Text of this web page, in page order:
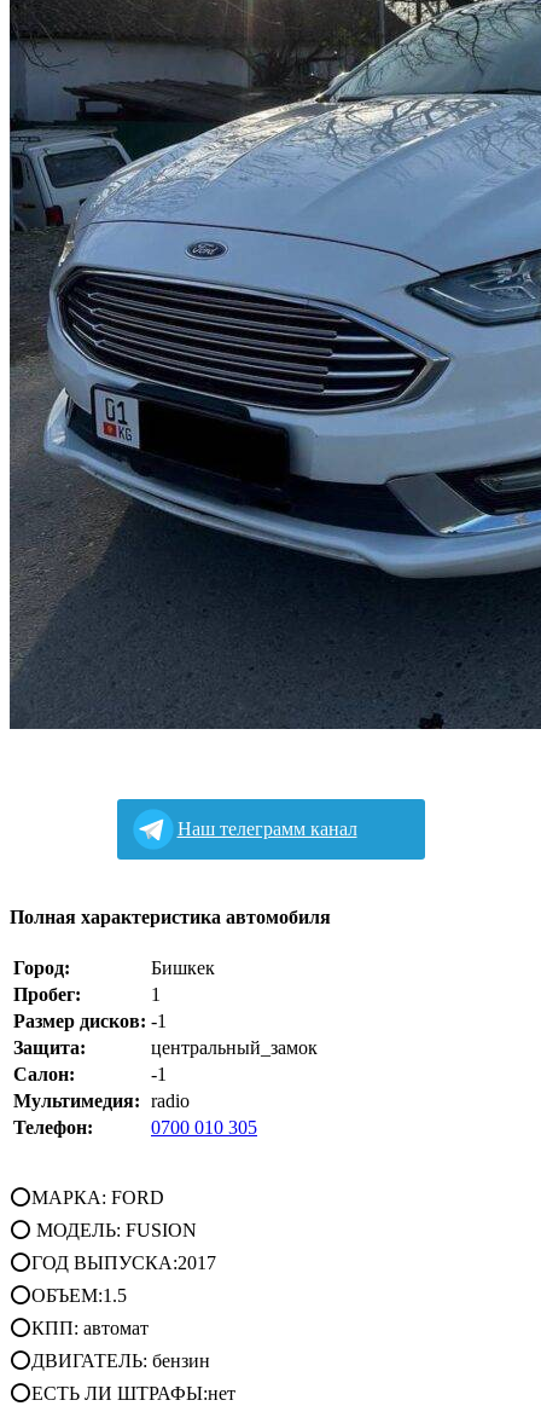
Наш телеграмм канал
Полная характеристика автомобиля
Город:
Бишкек
Пробег:
1
Размер дисков: -1
Защита:
центральный_замок
Салон:
-1
Мультимедия: radio
Телефон:
0700 010 305
⭕МАРКА: FORD
⭕ МОДЕЛЬ: FUSION
⭕ГОД ВЫПУСКА:2017
⭕ОБЪЕМ:1.5
⭕КПП: автомат
⭕ДВИГАТЕЛЬ: бензин
⭕ЕСТЬ ЛИ ШТРАФЫ:нет